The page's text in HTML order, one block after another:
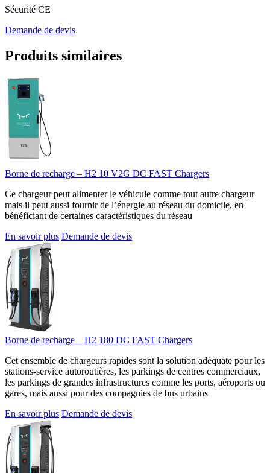
Sécurité CE
Demande de devis
Produits similaires
Borne de recharge – H2 10 V2G DC FAST Chargers
Ce chargeur peut alimenter le véhicule comme tout autre chargeur
mais il peut aussi fournir de l’énergie au réseau du domicile, en
bénéficiant de certaines caractéristiques du réseau
En savoir plus Demande de devis
Borne de recharge – H2 180 DC FAST Chargers
Cet ensemble de chargeurs rapides sont la solution adéquate pour les
stations-service autoroutières, les parkings de centres commerciaux,
les parkings de grandes infrastructures comme les ports, aéroports ou
gares, mais aussi pour des compagnies de bus urbains
En savoir plus Demande de devis